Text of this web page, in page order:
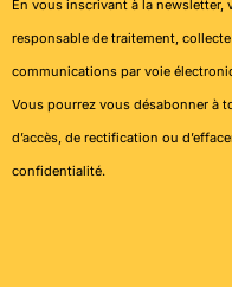
En vous inscrivant à la newsletter,
responsable de traitement,
communications par voie
Vous pourrez vous désabonner à
d’accès, de rectification ou
confidentialité.